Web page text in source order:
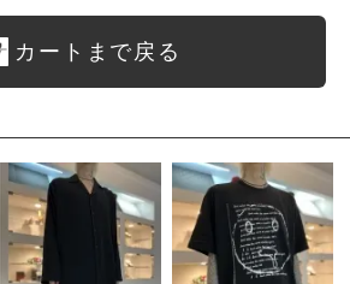
カートまで戻る